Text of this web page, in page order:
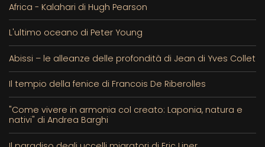
Africa - Kalahari di Hugh Pearson
L'ultimo oceano di Peter Young
Abissi – le alleanze delle profondità di Jean di Yves Collet
Il tempio della fenice di Francois De Riberolles
"Come vivere in armonia col creato: Laponia, natura e
nativi" di Andrea Barghi